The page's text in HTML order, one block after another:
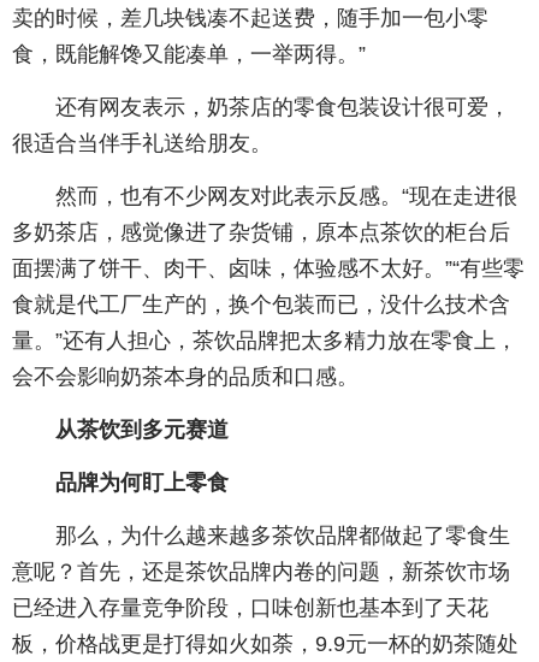
卖的时候，差几块钱凑不起送费，随手加一包小零
食，既能解馋又能凑单，一举两得。”
还有网友表示，奶茶店的零食包装设计很可爱，
很适合当伴手礼送给朋友。
然而，也有不少网友对此表示反感。“现在走进很
多奶茶店，感觉像进了杂货铺，原本点茶饮的柜台后
面摆满了饼干、肉干、卤味，体验感不太好。”“有些零
食就是代工厂生产的，换个包装而已，没什么技术含
量。”还有人担心，茶饮品牌把太多精力放在零食上，
会不会影响奶茶本身的品质和口感。
从茶饮到多元赛道
品牌为何盯上零食
那么，为什么越来越多茶饮品牌都做起了零食生
意呢？首先，还是茶饮品牌内卷的问题，新茶饮市场
已经进入存量竞争阶段，口味创新也基本到了天花
板，价格战更是打得如火如荼，9.9元一杯的奶茶随处